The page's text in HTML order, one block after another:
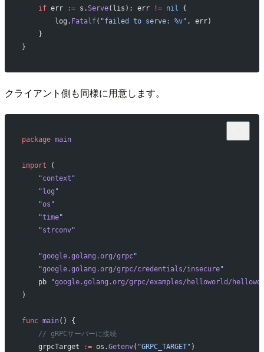
    if
err := s.Serve(lis); err != nil
{
        log.
Fatalf( "failed to serve: %v" , err)
    }
}
クライアント側も同様に用意します。
package main
import (
    "
context "
    "
log "
    "
os "
    "
time"
    "
strconv"
    "
google.golang.org/grpc"
    "
google.golang.org/grpc/credentials/insecure"
    pb
"google.golang.org/grpc/examples/helloworld/
)
func main() {
    // gRPCサーバーに接続
    grpcTarget
:= os.Getenv( "GRPC_TARGET" )